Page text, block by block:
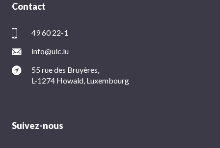
Contact
49 60 22-1
info@ulc.lu
55 rue des Bruyères,
L-1274 Howald, Luxembourg
Suivez-nous